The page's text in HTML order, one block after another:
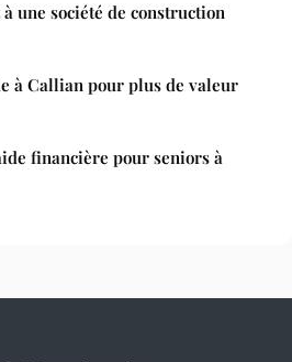
une société de construction
à Callian pour plus de valeur
financière pour seniors à